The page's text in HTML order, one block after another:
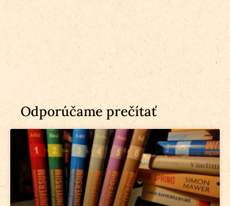
Odporúčame prečítať